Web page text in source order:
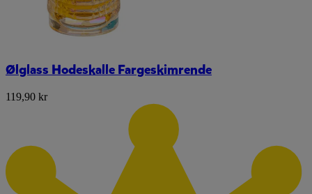
Ølglass Hodeskalle Fargeskimrende
119,90 kr